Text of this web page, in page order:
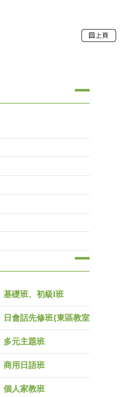
基礎班、初級I班
日會話先修班(東區教室)
多元主題班
商用日語班
個人家教班